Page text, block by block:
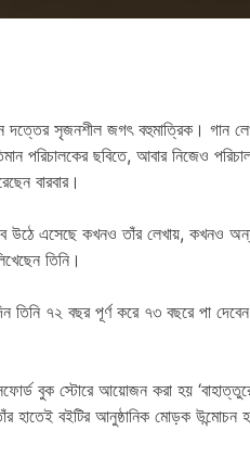
দত্তের সৃজনশীল জগৎ বহুমাত্রিক। গান
পরিচালকের ছবিতে, আবার নিজেও
বারবার।
উঠে এসেছে কখনও তাঁর লেখায়, কখনও
তিনি।
তিনি ৭২ বছর পূর্ণ করে ৭৩ বছরে পা
বুক স্টোরে আয়োজন করা হয়
হাতেই বইটির আনুষ্ঠানিক মোড়ক উন্মোচন